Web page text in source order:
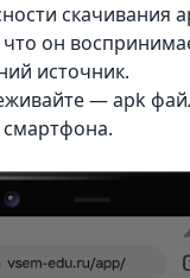
скачивания
он
источник.
— apk